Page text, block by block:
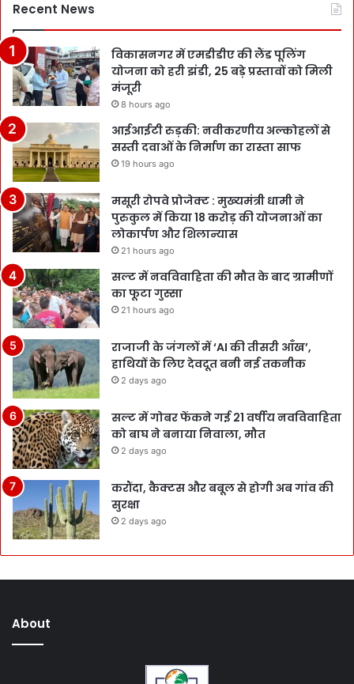
Recent News
विकासनगर में एमडीडीए की लैंड पूलिंग
योजना को हरी झंडी, 25 बड़े प्रस्तावों को मिली
मंजूरी
8 hours ago
आईआईटी रुड़की: नवीकरणीय अल्कोहलों से
सस्ती दवाओं के निर्माण का रास्ता साफ
19 hours ago
मसूरी रोपवे प्रोजेक्ट : मुख्‍यमंत्री धामी ने
पुरुकुल में किया 18 करोड़ की योजनाओं का
लोकार्पण और शिलान्यास
21 hours ago
सल्ट में नवविवाहिता की मौत के बाद ग्रामीणों
का फूटा गुस्सा
21 hours ago
राजाजी के जंगलों में ‘AI की तीसरी आँख’,
हाथियों के लिए देवदूत बनी नई तकनीक
2 days ago
सल्ट में गोबर फेंकने गई 21 वर्षीय नवविवाहिता
को बाघ ने बनाया निवाला, मौत
2 days ago
करौंदा, कैक्टस और बबूल से होगी अब गांव की
सुरक्षा
2 days ago
About